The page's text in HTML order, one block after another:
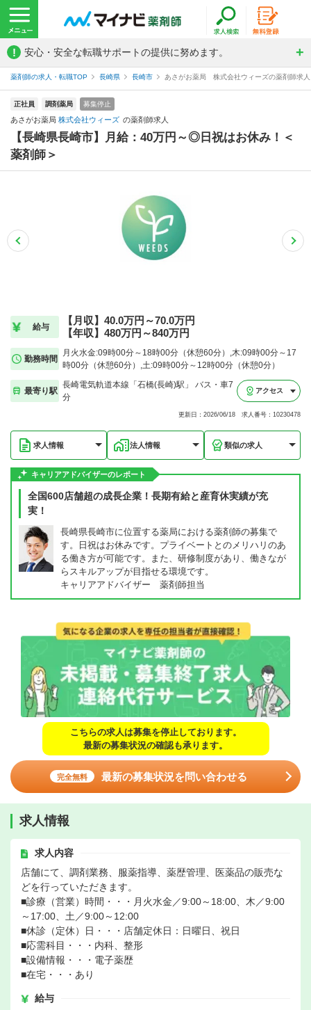
! 安心・安全な転職サポートの提供に努めます。
薬剤師の求人・転職TOP 長崎県 長崎市 あさがお薬局 株式会社ウィーズの薬剤師求人
正社員 調剤薬局 募集停止
あさがお薬局 株式会社ウィーズ の薬剤師求人
【長崎県長崎市】月給：40万円～◎日祝はお休み！＜
薬剤師＞
給与
【月収】40.0万円～70.0万円
【年収】480万円～840万円
勤務時間
月火水金:09時00分～18時00分（休憩60分）,木:09時00分～17
時00分（休憩60分）,土:09時00分～12時00分（休憩0分）
最寄り駅
長崎電気軌道本線「石橋(長崎)駅」 バス・車7
分
アクセス
更新日：2026/06/18 求人番号：10230478
求人情報 法人情報 類似の求人
キャリアアドバイザーのレポート
全国600店舗超の成長企業！長期有給と産育休実績が充
実！
長崎県長崎市に位置する薬局における薬剤師の募集で
す。日祝はお休みです。プライベートとのメリハリのあ
る働き方が可能です。また、研修制度があり、働きなが
らスキルアップが目指せる環境です。
キャリアアドバイザー 薬剤師担当
こちらの求人は募集を停止しております。
最新の募集状況の確認も承ります。
完全無料 最新の募集状況を問い合わせる
求人情報
求人内容
店舗にて、調剤業務、服薬指導、薬歴管理、医薬品の販売な
どを行っていただきます。
■診療（営業）時間・・・月火水金／9:00～18:00、木／9:00
～17:00、土／9:00～12:00
■休診（定休）日・・・店舗定休日：日曜日、祝日
■応需科目・・・内科、整形
■設備情報・・・電子薬歴
■在宅・・・あり
給与